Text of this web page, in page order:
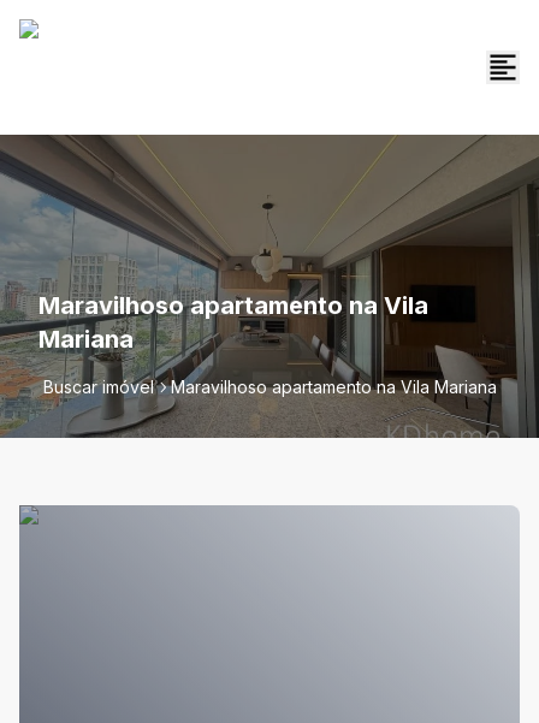
Maravilhoso apartamento na Vila
Mariana
Buscar imóvel Maravilhoso apartamento na Vila Mariana